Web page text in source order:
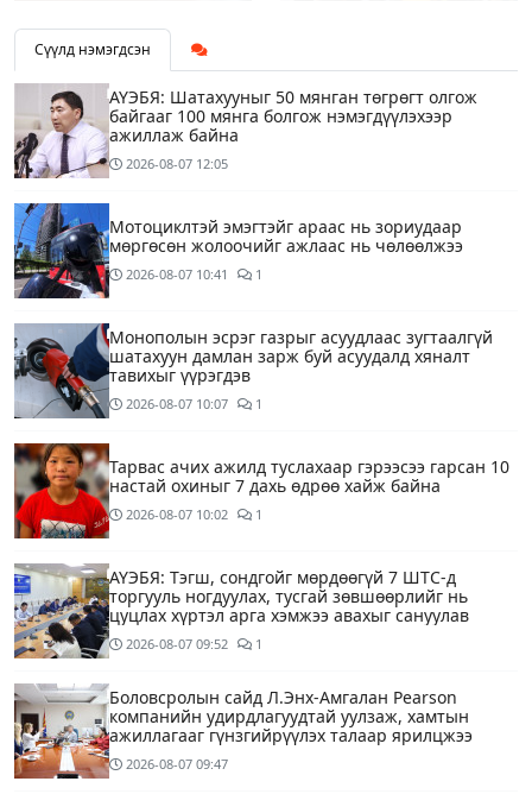
Сүүлд нэмэгдсэн
АҮЭБЯ: Шатахууныг 50 мянган төгрөгт олгож
байгааг 100 мянга болгож нэмэгдүүлэхээр
ажиллаж байна
2026-08-07 12:05
Мотоциклтэй эмэгтэйг араас нь зориудаар
мөргөсөн жолоочийг ажлаас нь чөлөөлжээ
2026-08-07 10:41 1
Монополын эсрэг газрыг асуудлаас зугтаалгүй
шатахуун дамлан зарж буй асуудалд хяналт
тавихыг үүрэгдэв
2026-08-07 10:07 1
Тарвас ачих ажилд туслахаар гэрээсээ гарсан 10
настай охиныг 7 дахь өдрөө хайж байна
2026-08-07 10:02 1
АҮЭБЯ: Тэгш, сондгойг мөрдөөгүй 7 ШТС-д
торгууль ногдуулах, тусгай зөвшөөрлийг нь
цуцлах хүртэл арга хэмжээ авахыг сануулав
2026-08-07 09:52 1
Боловсролын сайд Л.Энх-Амгалан Pearson
компанийн удирдлагуудтай уулзаж, хамтын
ажиллагааг гүнзгийрүүлэх талаар ярилцжээ
2026-08-07 09:47